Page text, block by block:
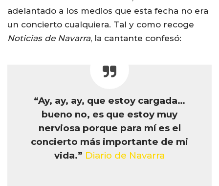
adelantado a los medios que esta fecha no era
un concierto cualquiera. Tal y como recoge
Noticias de Navarra, la cantante confesó:
“Ay, ay, ay, que estoy cargada…
bueno no, es que estoy muy
nerviosa porque para mí es el
concierto más importante de mi
vida.” Diario de Navarra